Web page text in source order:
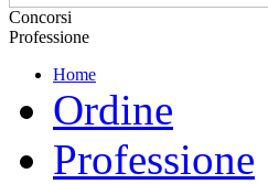
Concorsi
Professione
Home
Ordine
Professione